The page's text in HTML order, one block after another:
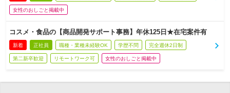
女性のおしごと掲載中
コスメ・食品の【商品開発サポート事務】年休125日★在宅案件有
新着 正社員 職種・業種未経験OK 学歴不問 完全週休2日制
第二新卒歓迎 リモートワーク可 女性のおしごと掲載中